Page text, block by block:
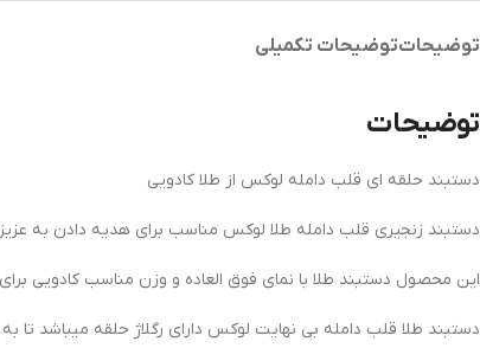
توضیحاتتوضیحات تکمیلی
توضیحات
دستبند حلقه ای قلب دامله لوکس از طلا کادویی
دستبند زنجیری قلب دامله طلا لوکس مناسب برای هدیه دادن به
این محصول دستبند طلا با نمای فوق العاده و وزن مناسب کادویی
دستبند طلا قلب دامله بی نهایت لوکس دارای رگلاژ حلقه میباشد تا